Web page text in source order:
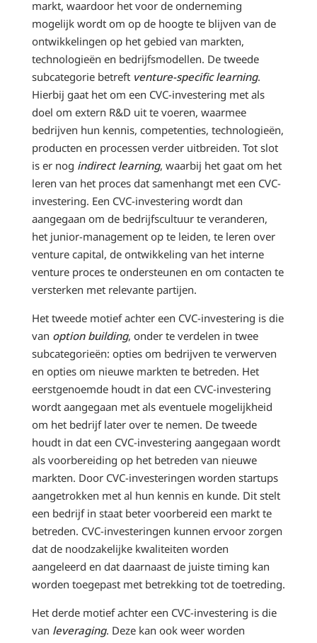
markt, waardoor het voor de onderneming
mogelijk wordt om op de hoogte te blijven van de
ontwikkelingen op het gebied van markten,
technologieën en bedrijfsmodellen. De tweede
subcategorie betreft venture-specific learning.
Hierbij gaat het om een CVC-investering met als
doel om extern R&D uit te voeren, waarmee
bedrijven hun kennis, competenties, technologieën,
producten en processen verder uitbreiden. Tot slot
is er nog indirect learning, waarbij het gaat om het
leren van het proces dat samenhangt met een CVC-
investering. Een CVC-investering wordt dan
aangegaan om de bedrijfscultuur te veranderen,
het junior-management op te leiden, te leren over
venture capital, de ontwikkeling van het interne
venture proces te ondersteunen en om contacten te
versterken met relevante partijen.
Het tweede motief achter een CVC-investering is die
van option building, onder te verdelen in twee
subcategorieën: opties om bedrijven te verwerven
en opties om nieuwe markten te betreden. Het
eerstgenoemde houdt in dat een CVC-investering
wordt aangegaan met als eventuele mogelijkheid
om het bedrijf later over te nemen. De tweede
houdt in dat een CVC-investering aangegaan wordt
als voorbereiding op het betreden van nieuwe
markten. Door CVC-investeringen worden startups
aangetrokken met al hun kennis en kunde. Dit stelt
een bedrijf in staat beter voorbereid een markt te
betreden. CVC-investeringen kunnen ervoor zorgen
dat de noodzakelijke kwaliteiten worden
aangeleerd en dat daarnaast de juiste timing kan
worden toegepast met betrekking tot de toetreding.
Het derde motief achter een CVC-investering is die
van leveraging. Deze kan ook weer worden